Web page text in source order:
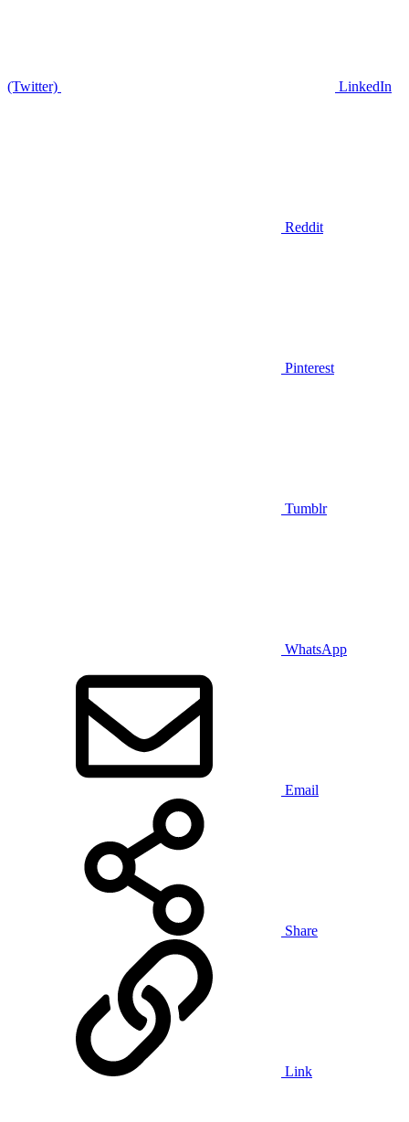
(Twitter) LinkedIn
Reddit
Pinterest
Tumblr
WhatsApp
Email
Share
Link